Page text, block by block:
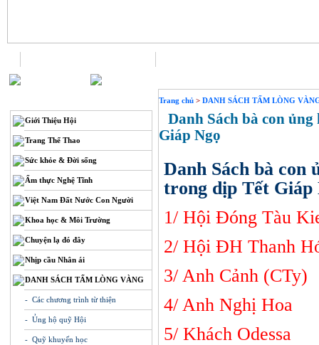
Giới Thiệu Hội
Trang Thể Thao
Sức khỏe & Đời sống
Ẩm thực Nghệ Tĩnh
Việt Nam Đất Nước Con Người
Khoa học & Môi Trường
Chuyện lạ đó đây
Nhịp cầu Nhân ái
DANH SÁCH TẤM LÒNG VÀNG
- Các chương trình từ thiện
- Ủng hộ quỹ Hội
- Quỹ khuyến học
Trang chủ > DANH SÁCH TẤM LÒNG
Danh Sách bà con
Giáp Ngọ
Danh Sách bà con
trong dịp Tết Giáp
1/ Hội Đóng
2/ Hội ĐH
3/ Anh Cảnh
4/ Anh Nghị
5/ Khách